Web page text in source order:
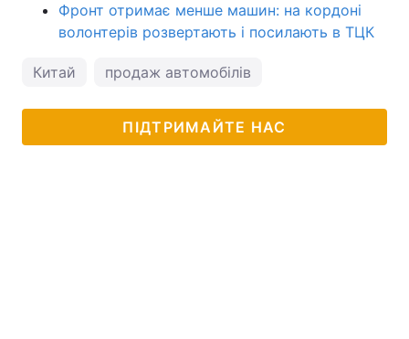
Фронт отримає менше машин: на кордоні
волонтерів розвертають і посилають в ТЦК
Китай продаж автомобілів
ПІДТРИМАЙТЕ НАС